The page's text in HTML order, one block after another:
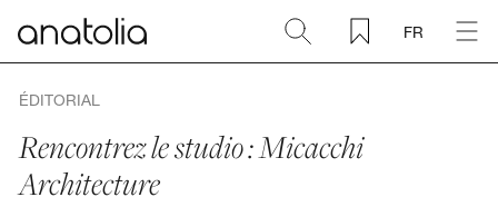
FR
Céramique + Porcelaine
Pierre naturelle
ÉDITORIAL
Rencontrez le studio : Micacchi
Architecture